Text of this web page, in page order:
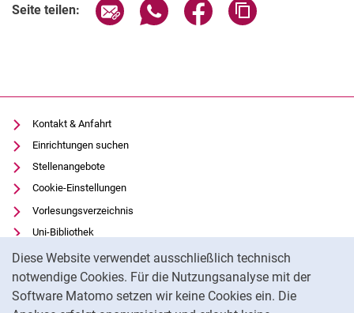
Diese Website verwendet ausschließlich technisch
notwendige Cookies. Für die Nutzungsanalyse mit der
Software Matomo setzen wir keine Cookies ein. Die
Seite teilen: Seite über E-Mail teilen
Seite über WhatsApp teilen
Seite über Facebook
Kontakt & Anfahrt
Einrichtungen suchen
Stellenangebote
Cookie-Einstellungen
Vorlesungsverzeichnis
Uni-Bibliothek
Moodle
Panopto
Datenschutz